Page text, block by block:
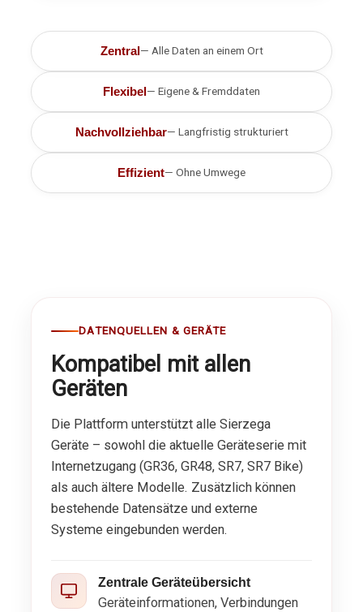
Zentral— Alle Daten an einem Ort
Flexibel— Eigene & Fremddaten
Nachvollziehbar— Langfristig strukturiert
Effizient— Ohne Umwege
DATENQUELLEN & GERÄTE
Kompatibel mit allen
Geräten
Die Plattform unterstützt alle Sierzega
Geräte – sowohl die aktuelle Geräteserie mit
Internetzugang (GR36, GR48, SR7, SR7 Bike)
als auch ältere Modelle. Zusätzlich können
bestehende Datensätze und externe
Systeme eingebunden werden.
Zentrale Geräteübersicht
Geräteinformationen, Verbindungen